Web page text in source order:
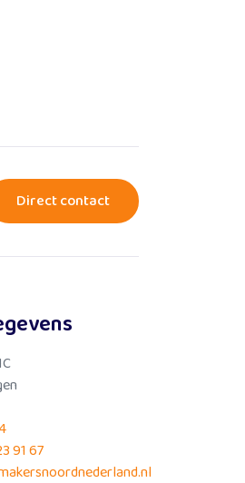
Direct contact
91 67